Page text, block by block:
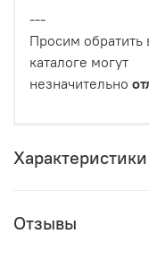
---
Просим обратить
каталоге могут
незначительно
Характеристики
Отзывы